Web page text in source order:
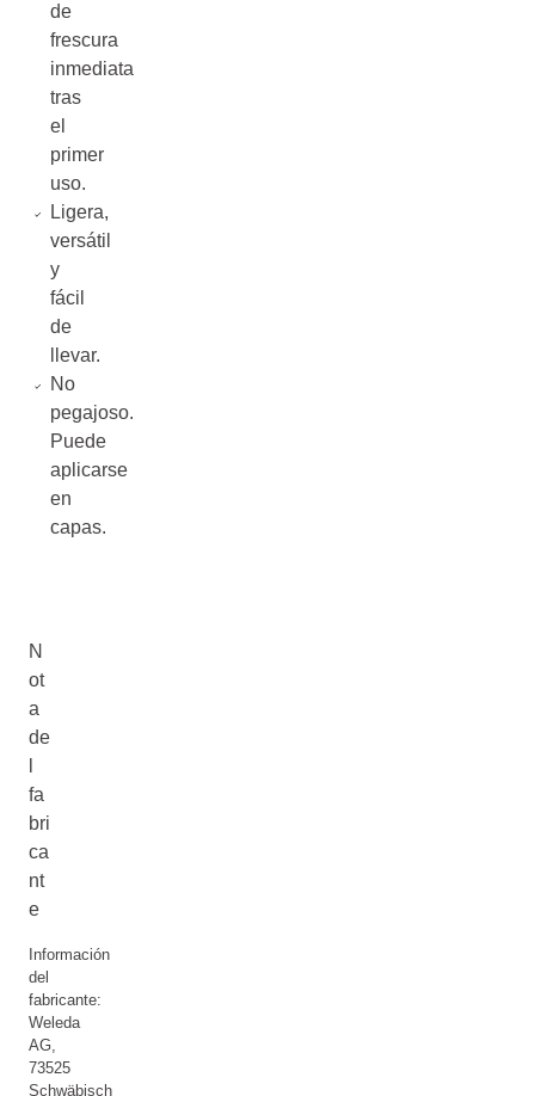
de
frescura
inmediata
tras
el
primer
uso.
Ligera,
versátil
y
fácil
de
llevar.
No
pegajoso.
Puede
aplicarse
en
capas.
N
ot
a
de
fa
bri
ca
nt
e
Información
del
fabricante:
Weleda
AG,
73525
Schwäbisch